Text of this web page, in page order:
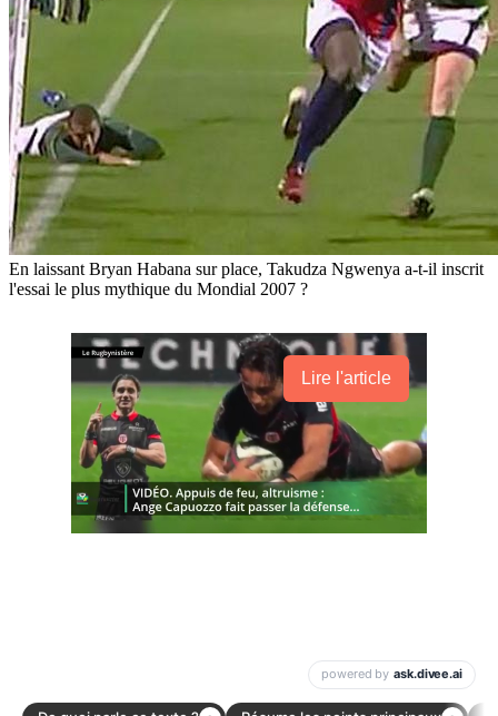
En laissant Bryan Habana sur place, Takudza Ngwenya a-t-il inscrit
l'essai le plus mythique du Mondial 2007 ?
Lire l'article